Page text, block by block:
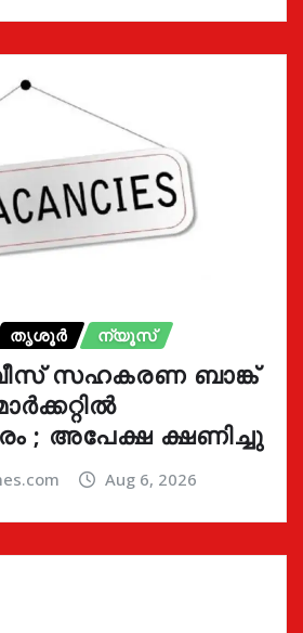
തൃശൂർ ന്യൂസ്
സഹകരണ ബാങ്ക്
; അപേക്ഷ ക്ഷണിച്ചു
Aug 6, 2026